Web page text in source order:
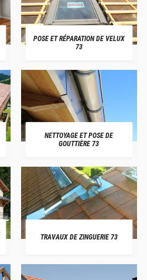
POSE ET RÉPARATION DE VELUX
73
NETTOYAGE ET POSE DE
GOUTTIÈRE 73
TRAVAUX DE ZINGUERIE 73